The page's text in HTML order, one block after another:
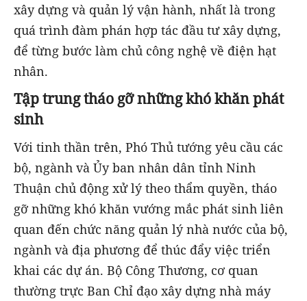
xây dựng và quản lý vận hành, nhất là trong
quá trình đàm phán hợp tác đầu tư xây dựng,
để từng bước làm chủ công nghệ về điện hạt
nhân.
Tập trung tháo gỡ những khó khăn phát
sinh
Với tinh thần trên, Phó Thủ tướng yêu cầu các
bộ, ngành và Ủy ban nhân dân tỉnh Ninh
Thuận chủ động xử lý theo thẩm quyền, tháo
gỡ những khó khăn vướng mắc phát sinh liên
quan đến chức năng quản lý nhà nước của bộ,
ngành và địa phương để thúc đẩy việc triển
khai các dự án. Bộ Công Thương, cơ quan
thường trực Ban Chỉ đạo xây dựng nhà máy